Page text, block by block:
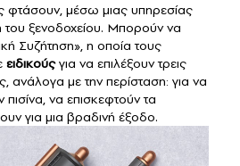
φτάσουν, μέσω μιας υπηρεσίας
ξενοδοχείου. Μπορούν να
Συζήτηση», η οποία τους
ειδικούςγια να επιλέξουν τρεις
ανάλογα με την περίσταση: για να
να επισκεφτούν τα
για μια βραδινή έξοδο.